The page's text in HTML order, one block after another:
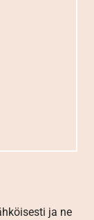
ja ne